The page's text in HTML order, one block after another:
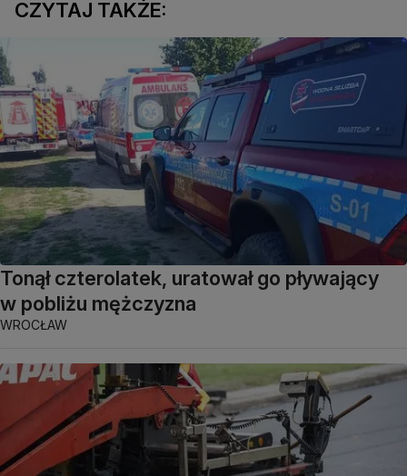
CZYTAJ TAKŻE:
Tonął czterolatek, uratował go pływający
w pobliżu mężczyzna
WROCŁAW